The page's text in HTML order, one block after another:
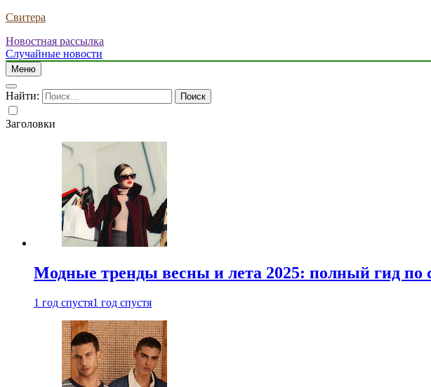
Свитера
Новостная рассылка
Случайные новости
Меню
Найти:
Заголовки
Модные тренды весны и лета 2025: полный гид по
1 год спустя1 год спустя